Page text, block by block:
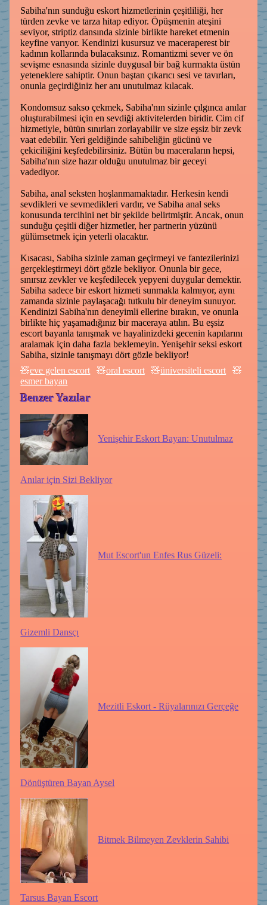
Sabiha'nın sunduğu eskort hizmetlerinin çeşitliliği, her
türden zevke ve tarza hitap ediyor. Öpüşmenin ateşini
seviyor, striptiz dansında sizinle birlikte hareket etmenin
keyfine varıyor. Kendinizi kusursuz ve maceraperest bir
kadının kollarında bulacaksınız. Romantizmi sever ve ön
sevişme esnasında sizinle duygusal bir bağ kurmakta üstün
yeteneklere sahiptir. Onun baştan çıkarıcı sesi ve tavırları,
onunla geçirdiğiniz her anı unutulmaz kılacak.
Kondomsuz sakso çekmek, Sabiha'nın sizinle çılgınca anılar
oluşturabilmesi için en sevdiği aktivitelerden biridir. Cim cif
hizmetiyle, bütün sınırları zorlayabilir ve size eşsiz bir zevk
vaat edebilir. Yeri geldiğinde sahibeliğin gücünü ve
çekiciliğini keşfedebilirsiniz. Bütün bu maceraların hepsi,
Sabiha'nın size hazır olduğu unutulmaz bir geceyi
vadediyor.
Sabiha, anal seksten hoşlanmamaktadır. Herkesin kendi
sevdikleri ve sevmedikleri vardır, ve Sabiha anal seks
konusunda tercihini net bir şekilde belirtmiştir. Ancak, onun
sunduğu çeşitli diğer hizmetler, her partnerin yüzünü
gülümsetmek için yeterli olacaktır.
Kısacası, Sabiha sizinle zaman geçirmeyi ve fantezilerinizi
gerçekleştirmeyi dört gözle bekliyor. Onunla bir gece,
sınırsız zevkler ve keşfedilecek yepyeni duygular demektir.
Sabiha sadece bir eskort hizmeti sunmakla kalmıyor, aynı
zamanda sizinle paylaşacağı tutkulu bir deneyim sunuyor.
Kendinizi Sabiha'nın deneyimli ellerine bırakın, ve onunla
birlikte hiç yaşamadığınız bir maceraya atılın. Bu eşsiz
escort bayanla tanışmak ve hayalinizdeki gecenin kapılarını
aralamak için daha fazla beklemeyin. Yenişehir seksi eskort
Sabiha, sizinle tanışmayı dört gözle bekliyor!
eve gelen escort
oral escort
üniversiteli escort
esmer bayan
Benzer Yazılar
Yenişehir Eskort Bayan: Unutulmaz
Anılar için Sizi Bekliyor
Mut Escort'un Enfes Rus Güzeli:
Gizemli Dansçı
Mezitli Eskort - Rüyalarınızı Gerçeğe
Dönüştüren Bayan Aysel
Bitmek Bilmeyen Zevklerin Sahibi
Tarsus Bayan Escort